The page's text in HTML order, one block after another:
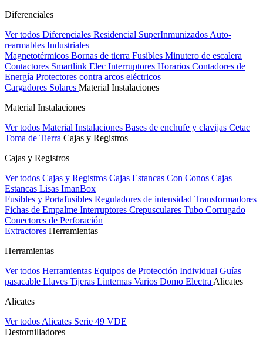
Diferenciales
Ver todos Diferenciales Residencial SuperInmunizados Auto-
rearmables Industriales
Magnetotérmicos Bornas de tierra Fusibles Minutero de escalera
Contactores Smartlink Elec Interruptores Horarios Contadores de
Energía Protectores contra arcos eléctricos
Cargadores Solares Material Instalaciones
Material Instalaciones
Ver todos Material Instalaciones Bases de enchufe y clavijas Cetac
Toma de Tierra Cajas y Registros
Cajas y Registros
Ver todos Cajas y Registros Cajas Estancas Con Conos Cajas
Estancas Lisas ImanBox
Fusibles y Portafusibles Reguladores de intensidad Transformadores
Fichas de Empalme Interruptores Crepusculares Tubo Corrugado
Conectores de Perforación
Extractores Herramientas
Herramientas
Ver todos Herramientas Equipos de Protección Individual Guías
pasacable Llaves Tijeras Linternas Varios Domo Electra Alicates
Alicates
Ver todos Alicates Serie 49 VDE
Destornilladores